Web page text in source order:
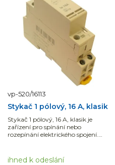
vp-520/16113
Stykač 1 pólový, 16 A, klasik
Stykač 1 pólový, 16 A, klasik je
zařízení pro spínání nebo
rozepínání elektrického spojení.
ihned k odeslání